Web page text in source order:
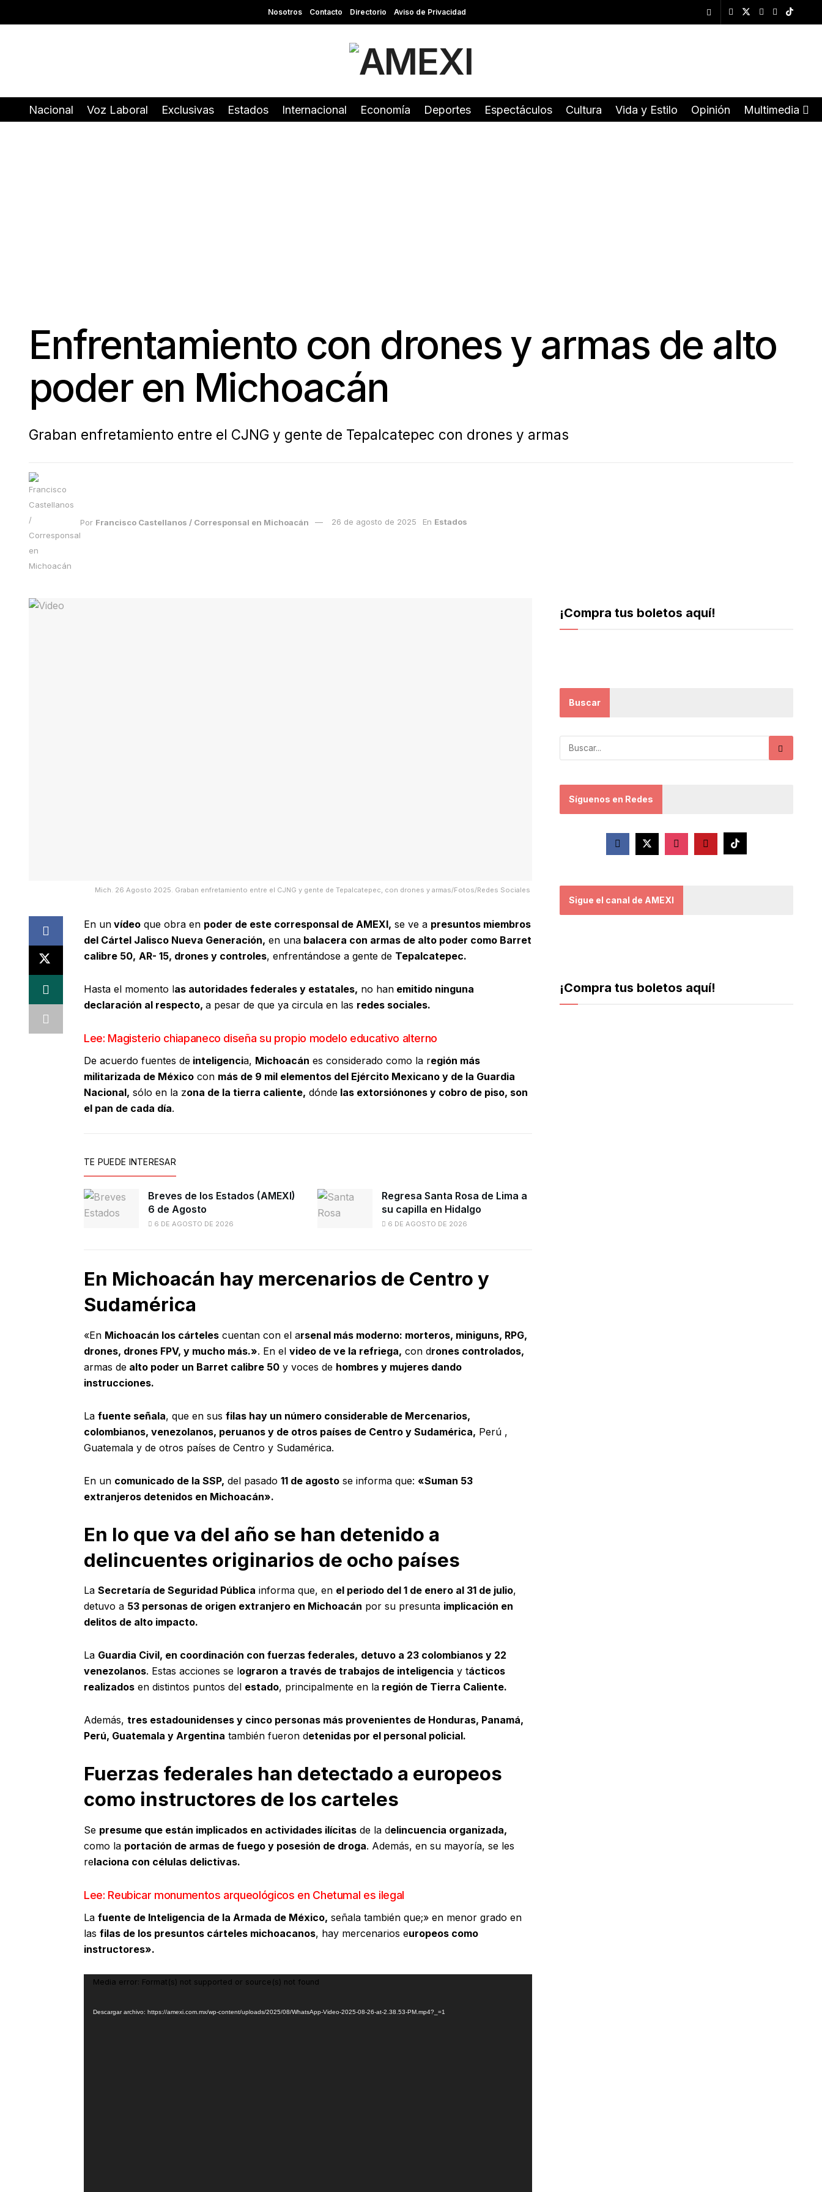
Nosotros Contacto Directorio Aviso de Privacidad
Nacional Voz Laboral Exclusivas Estados Internacional Economía Deportes Espectáculos Cultura Vida y Estilo Opinión Multimedia
Enfrentamiento con drones y armas de alto
poder en Michoacán
Graban enfretamiento entre el CJNG y gente de Tepalcatepec con drones y armas
Por Francisco Castellanos / Corresponsal en Michoacán 26 de agosto de 2025 En Estados
Mich. 26 Agosto 2025. Graban enfretamiento entre el CJNG y gente de Tepalcatepec, con drones y armas/Fotos/Redes Sociales
En un vídeo que obra en poder de este corresponsal de AMEXI, se ve a presuntos miembros
del Cártel Jalisco Nueva Generación, en una balacera con armas de alto poder como Barret
calibre 50, AR- 15, drones y controles, enfrentándose a gente de Tepalcatepec.
Hasta el momento las autoridades federales y estatales, no han emitido ninguna
declaración al respecto, a pesar de que ya circula en las redes sociales.
Lee: Magisterio chiapaneco diseña su propio modelo educativo alterno
De acuerdo fuentes de inteligencia, Michoacán es considerado como la región más
militarizada de México con más de 9 mil elementos del Ejército Mexicano y de la Guardia
Nacional, sólo en la zona de la tierra caliente, dónde las extorsiónones y cobro de piso, son
el pan de cada día.
TE PUEDE INTERESAR
Breves de los Estados (AMEXI)
6 de Agosto
6 DE AGOSTO DE 2026
Regresa Santa Rosa de Lima a
su capilla en Hidalgo
6 DE AGOSTO DE 2026
En Michoacán hay mercenarios de Centro y
Sudamérica
«En Michoacán los cárteles cuentan con el arsenal más moderno: morteros, miniguns, RPG,
drones, drones FPV, y mucho más.». En el video de ve la refriega, con drones controlados,
armas de alto poder un Barret calibre 50 y voces de hombres y mujeres dando
instrucciones.
La fuente señala, que en sus filas hay un número considerable de Mercenarios,
colombianos, venezolanos, peruanos y de otros países de Centro y Sudamérica, Perú ,
Guatemala y de otros países de Centro y Sudamérica.
En un comunicado de la SSP, del pasado 11 de agosto se informa que: «Suman 53
extranjeros detenidos en Michoacán».
⁠En lo que va del año se han detenido a
delincuentes originarios de ocho países
La Secretaría de Seguridad Pública informa que, en el periodo del 1 de enero al 31 de julio,
detuvo a 53 personas de origen extranjero en Michoacán por su presunta implicación en
delitos de alto impacto.
La Guardia Civil, en coordinación con fuerzas federales, detuvo a 23 colombianos y 22
venezolanos. Estas acciones se lograron a través de trabajos de inteligencia y tácticos
realizados en distintos puntos del estado, principalmente en la región de Tierra Caliente.
Además, tres estadounidenses y cinco personas más provenientes de Honduras, Panamá,
Perú, Guatemala y Argentina también fueron detenidas por el personal policial.
Fuerzas federales han detectado a europeos
como instructores de los carteles
Se presume que están implicados en actividades ilícitas de la delincuencia organizada,
como la portación de armas de fuego y posesión de droga. Además, en su mayoría, se les
relaciona con células delictivas.
Lee: Reubicar monumentos arqueológicos en Chetumal es ilegal
La fuente de Inteligencia de la Armada de México, señala también que;» en menor grado en
las filas de los presuntos cárteles michoacanos, hay mercenarios europeos como
instructores».
Reproductor
vídeo
Media error: Format(s) not supported or source(s) not found
Descargar archivo: https://amexi.com.mx/wp-content/uploads/2025/08/WhatsApp-Video-2025-08-26-at-2.38.53-PM.mp4?_=1
¡Compra tus boletos aquí!
Buscar
Síguenos en Redes
Sigue el canal de AMEXI
¡Compra tus boletos aquí!